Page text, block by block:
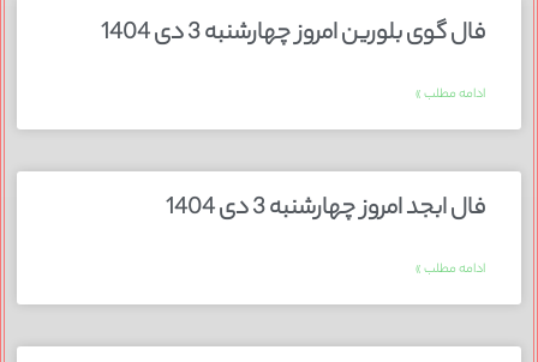
فال گوی بلورین امروز چهارشنبه 3 دی 1404
ادامه مطلب »
فال ابجد امروز چهارشنبه 3 دی 1404
ادامه مطلب »